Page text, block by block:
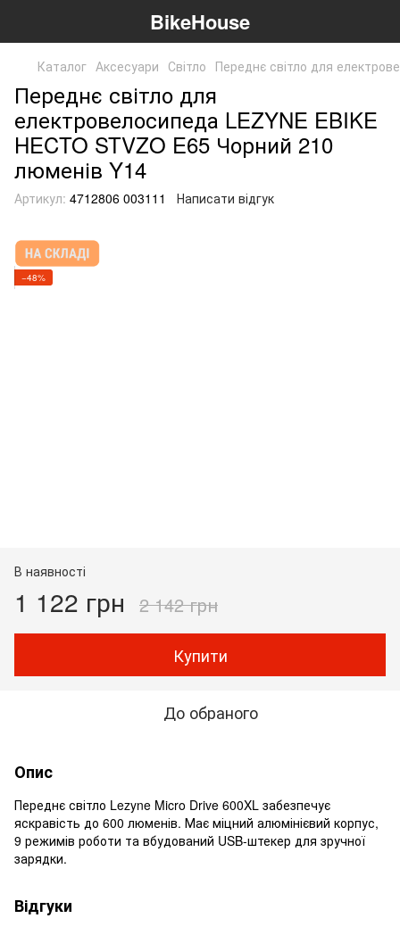
BikeHouse
Каталог Аксесуари Світло Переднє світло для
Переднє світло для
електровелосипеда LEZYNE EBIKE
HECTO STVZO E65 Чорний 210
люменів Y14
Артикул: 4712806 003111 Написати відгук
−48%
В наявності
1 122 грн 2 142 грн
Купити
До обраного
Опис
Переднє світло Lezyne Micro Drive 600XL забезпечує
яскравість до 600 люменів. Має міцний алюмінієвий корпус,
9 режимів роботи та вбудований USB-штекер для зручної
зарядки.
Відгуки